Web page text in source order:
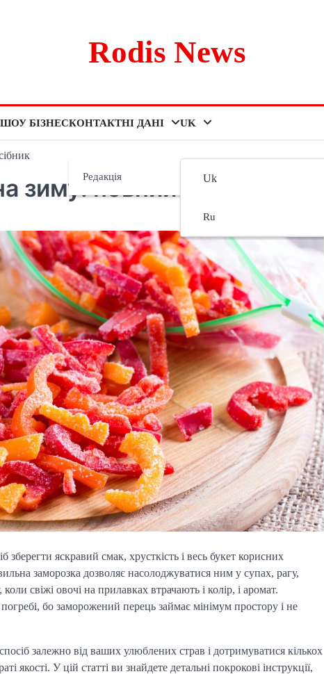
Rodis News
ШОУ БІЗНЕСКОНТАКТНІ ДАНІ
Редакція
UK
Uk
Ru
зиму: повний посібник
яскравий смак, хрусткість і весь букет корисних
заморозка дозволяє насолоджуватися ним у супах, рагу,
свіжі овочі на прилавках втрачають і колір, і аромат.
бо заморожений перець займає мінімум простору і не
залежно від ваших улюблених страв і дотримуватися кількох
якості. У цій статті ви знайдете детальні покрокові інструкції,